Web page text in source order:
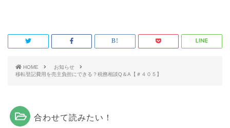
HOME
お知らせ
移転登記費用を売主負担にできる？税務相談Q＆A【＃４０５】
合わせて読みたい！